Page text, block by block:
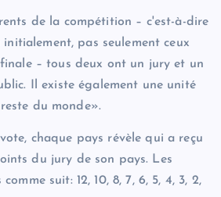
de la compétition – c'est-à-dire
pas seulement ceux
– tous deux ont un jury et un
Il existe également une unité
du monde».
chaque pays révèle qui a reçu
du jury de son pays. Les
suit: 12, 10, 8, 7, 6, 5, 4, 3, 2,